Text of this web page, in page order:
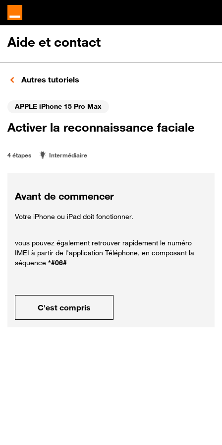
Aide et contact
Autres tutoriels
APPLE iPhone 15 Pro Max
Activer la reconnaissance faciale
4 étapes Intermédiaire
Avant de commencer
Votre iPhone ou iPad doit fonctionner.
vous pouvez également retrouver rapidement le numéro
IMEI à partir de l'application Téléphone, en composant la
séquence *#06#
C'est compris